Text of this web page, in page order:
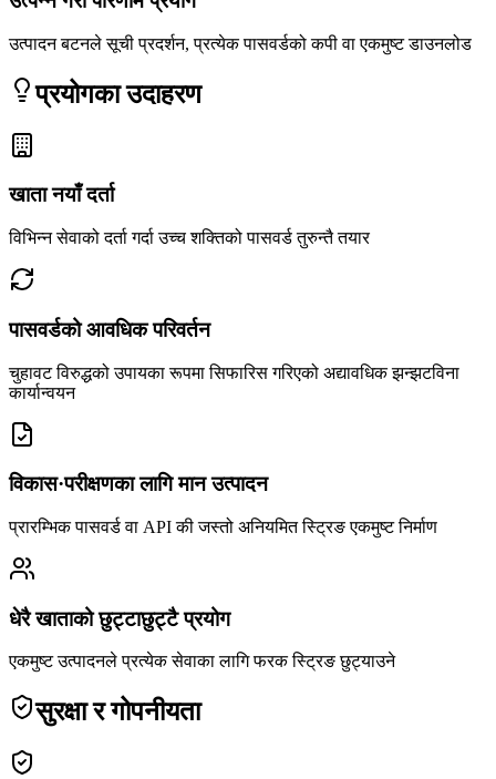
उत्पादन बटनले सूची प्रदर्शन, प्रत्येक पासवर्डको कपी वा एकमुष्ट डाउनलोड
प्रयोगका उदाहरण
खाता नयाँ दर्ता
विभिन्न सेवाको दर्ता गर्दा उच्च शक्तिको पासवर्ड तुरुन्तै तयार
पासवर्डको आवधिक परिवर्तन
चुहावट विरुद्धको उपायका रूपमा सिफारिस गरिएको अद्यावधिक झन्झटविना
कार्यान्वयन
विकास·परीक्षणका लागि मान उत्पादन
प्रारम्भिक पासवर्ड वा API की जस्तो अनियमित स्ट्रिङ एकमुष्ट निर्माण
धेरै खाताको छुट्टाछुट्टै प्रयोग
एकमुष्ट उत्पादनले प्रत्येक सेवाका लागि फरक स्ट्रिङ छुट्याउने
सुरक्षा र गोपनीयता